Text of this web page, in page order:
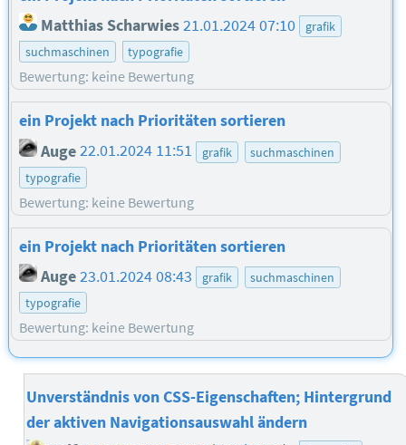
Matthias Scharwies21.01.2024 07:10
grafik
suchmaschinen
typografie
Bewertung: keine Bewertung
ein Projekt nach Prioritäten sortieren
Auge22.01.2024 11:51 grafik
suchmaschinen
typografie
Bewertung: keine Bewertung
ein Projekt nach Prioritäten sortieren
Auge23.01.2024 08:43 grafik
suchmaschinen
typografie
Bewertung: keine Bewertung
Unverständnis von CSS-Eigenschaften; Hintergrund
der aktiven Navigationsauswahl ändern